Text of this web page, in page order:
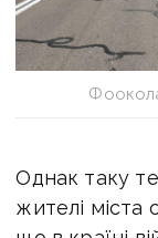
Однак таку
жителі міста